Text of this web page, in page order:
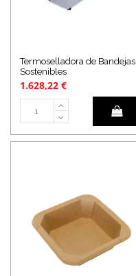
Termoselladora de Bandejas
Sostenibles
1.628,22 €